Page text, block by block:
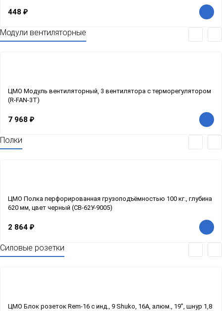
448 ₽
Модули вентиляторные
ЦМО Модуль вентиляторный, 3 вентилятора с терморегулятором
(R-FAN-3T)
7 968 ₽
Полки
ЦМО Полка перфорированная грузоподъёмностью 100 кг., глубина
620 мм, цвет черный (СВ-62У-9005)
2 864 ₽
Силовые розетки
ЦМО Блок розеток Rem-16 с инд., 9 Shuko, 16A, алюм., 19", шнур 1,8